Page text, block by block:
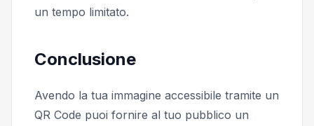
un tempo limitato.
Conclusione
Avendo la tua immagine accessibile tramite un
QR Code puoi fornire al tuo pubblico un